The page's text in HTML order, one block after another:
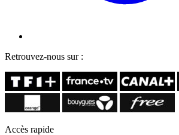
Retrouvez-nous sur :
Accès rapide